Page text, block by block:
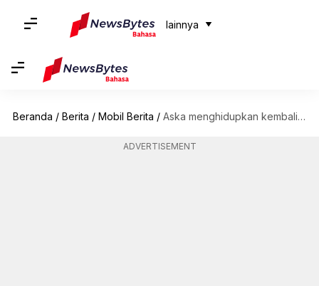
lainnya
Beranda / Berita / Mobil Berita / Aska menghidupkan kembali 'impian mobil terbang' dengan model A5-nya
ADVERTISEMENT